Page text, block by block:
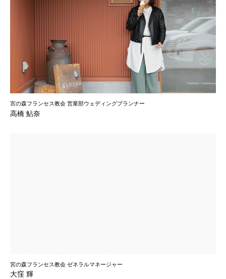
宮の森フランセス教会 営業部ウェディングプランナー
高橋 鮎奈
宮の森フランセス教会 ゼネラルマネージャー
大窪 輝